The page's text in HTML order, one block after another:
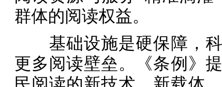
群体的阅读权益。
基础设施是硬保障，科
更多阅读壁垒。《条例》